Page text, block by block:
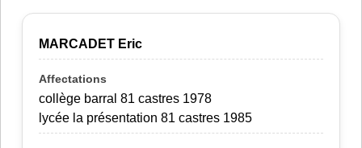
MARCADET Eric
collège barral 81 castres 1978
lycée la présentation 81 castres 1985